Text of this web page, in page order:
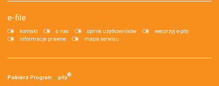
e-file
kontakt o nas opinie użytkowników
wesprzyj e-pity
informacje prawne
mapa serwisu
Pobierz Program e‑pity®